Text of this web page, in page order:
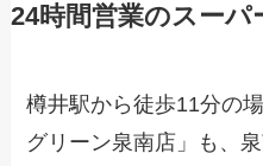
24時間営業のスー
樽井駅から徒歩11分の
グリーン泉南店」も、